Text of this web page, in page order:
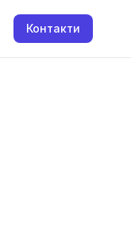
Контакти